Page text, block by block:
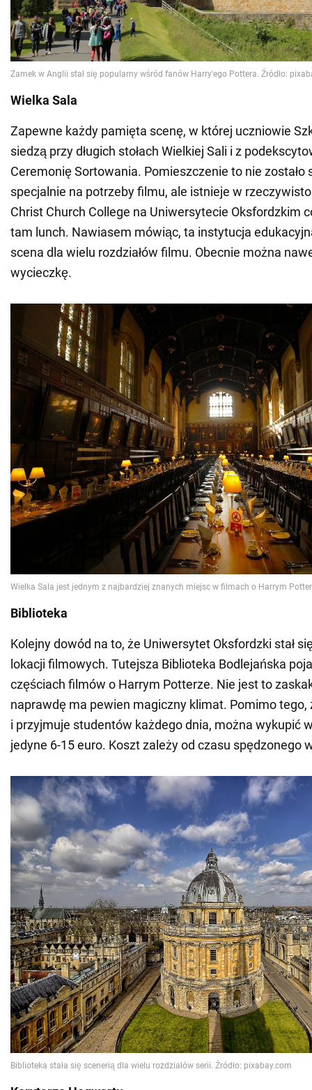
Wielka Sala
Zapewne każdy pamięta scenę, w której uczniowie
siedzą przy długich stołach Wielkiej Sali i z
Ceremonię Sortowania. Pomieszczenie to nie zostało
specjalnie na potrzeby filmu, ale istnieje w
Christ Church College na Uniwersytecie Oksfordzkim
tam lunch. Nawiasem mówiąc, ta instytucja
scena dla wielu rozdziałów filmu. Obecnie można
wycieczkę.
Biblioteka
Kolejny dowód na to, że Uniwersytet Oksfordzki stał
lokacji filmowych. Tutejsza Biblioteka Bodlejańska
częściach filmów o Harrym Potterze. Nie jest to
naprawdę ma pewien magiczny klimat. Pomimo
i przyjmuje studentów każdego dnia, można wykupić
jedyne 6-15 euro. Koszt zależy od czasu spędzonego